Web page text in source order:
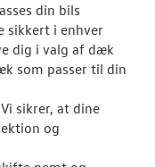
Hjulskifte
VW Connect
din bils
sikkert i enhver
dig i valg af dæk
som passer til din
sikrer, at dine
og